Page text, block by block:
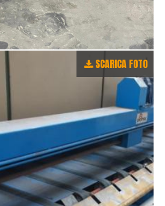
SCARICA FOTO